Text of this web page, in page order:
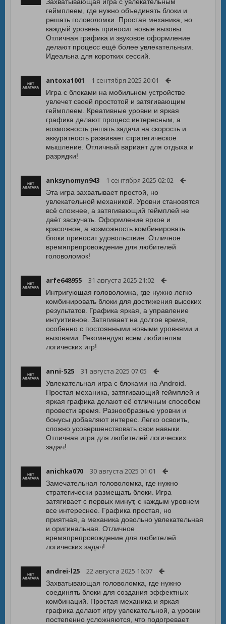
геймплеем, где нужно объединять блоки и
решать головоломки. Простая механика, но
каждый уровень приносит новые вызовы.
Отличная графика и звуковое оформление
делают процесс ещё более увлекательным.
Идеальна для коротких сессий.
antoxa1001 1 сентября 2025 20:01
Игра с блоками на мобильном устройстве
увлечет своей простотой и затягивающим
геймплеем. Креативные уровни и яркая
графика делают процесс интересным, а
возможность решать задачи на скорость и
аккуратность развивает стратегическое
мышление. Отличный вариант для отдыха и
разрядки!
anksynomyn943 1 сентября 2025 02:02
Эта игра захватывает простой, но
увлекательной механикой. Уровни становятся
всё сложнее, а затягивающий геймплей не
даёт заскучать. Оформление яркое и
красочное, а возможность комбинировать
блоки приносит удовольствие. Отличное
времяпрепровождение для любителей
головоломок!
arfe648955 31 августа 2025 21:02
Интригующая головоломка, где нужно легко
комбинировать блоки для достижения высоких
результатов. Графика яркая, а управление
интуитивное. Затягивает на долгое время,
особенно с постоянными новыми уровнями и
вызовами. Рекомендую всем любителям
логических игр!
anni-525 31 августа 2025 07:05
Увлекательная игра с блоками на Android.
Простая механика, затягивающий геймплей и
яркая графика делают её отличным способом
провести время. Разнообразные уровни и
бонусы добавляют интерес. Легко освоить,
сложно усовершенствовать свои навыки.
Отличная игра для любителей логических
задач!
anichka070 30 августа 2025 01:01
Замечательная головоломка, где нужно
стратегически размещать блоки. Игра
затягивает с первых минут, с каждым уровнем
все интереснее. Графика простая, но
приятная, а механика довольно увлекательная
и оригинальная. Отличное
времяпрепровождение для любителей
логических задач!
andrei-l25 22 августа 2025 16:07
Захватывающая головоломка, где нужно
соединять блоки для создания эффектных
комбинаций. Простая механика и яркая
графика делают игру увлекательной, а уровни
постепенно усложняются, что подогревает